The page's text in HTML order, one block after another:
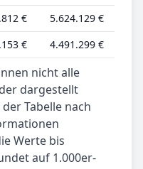
€ 5.624.129 €
€ 4.491.299 €
nicht alle
dargestellt
Tabelle nach
Werte bis
auf 1.000er-